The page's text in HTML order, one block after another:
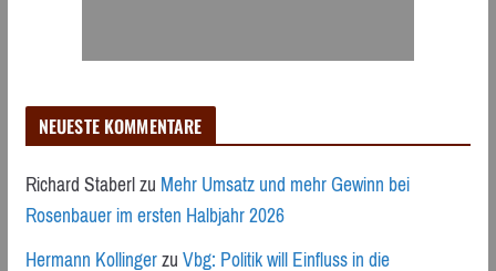
NEUESTE KOMMENTARE
Richard StaberlzuMehr Umsatz und mehr Gewinn bei
Rosenbauer im ersten Halbjahr 2026
Hermann KollingerzuVbg: Politik will Einfluss in die